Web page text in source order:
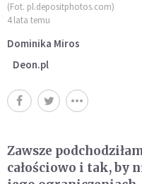
(Fot. pl.depositphotos.com)
4 lata temu
Dominika Miros
Deon.pl
Zawsze
całościowo i tak, by